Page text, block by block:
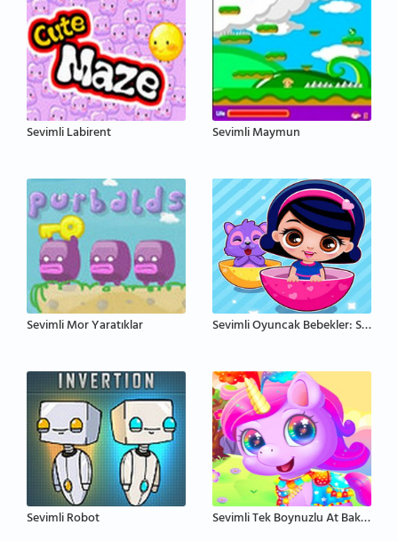
Sevimli Labirent Sevimli Maymun
Sevimli Mor Yaratıklar Sevimli Oyuncak Bebekler: Sürpriz Yumurta
Sevimli Robot Sevimli Tek Boynuzlu At Bakımı